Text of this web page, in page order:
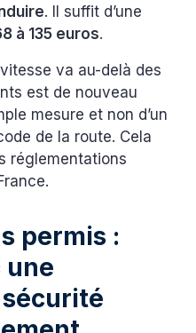
. Il suffit d’une
à 135 euros.
va au-delà des
est de nouveau
mesure et non d’un
de la route. Cela
réglementations
permis :
une